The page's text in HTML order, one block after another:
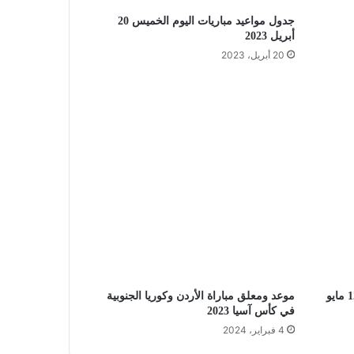
جدول مواعيد مباريات اليوم الخميس 20
أبريل 2023
20 أبريل، 2023
جدول مواعيد مباريات اليوم الجمعة 12 مايو
موعد ومعلق مباراة الأردن وكوريا الجنوبية
في كأس آسيا 2023
4 فبراير، 2024